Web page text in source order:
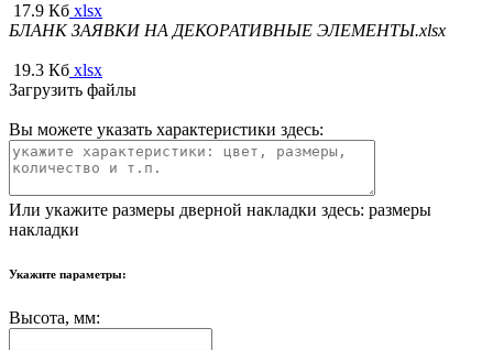
17.9 Кб xlsx
БЛАНК ЗАЯВКИ НА ДЕКОРАТИВНЫЕ ЭЛЕМЕНТЫ.xlsx
19.3 Кб xlsx
Загрузить файлы
Вы можете указать характеристики здесь:
Или укажите размеры дверной накладки здесь: размеры
накладки
Укажите параметры:
Высота, мм: